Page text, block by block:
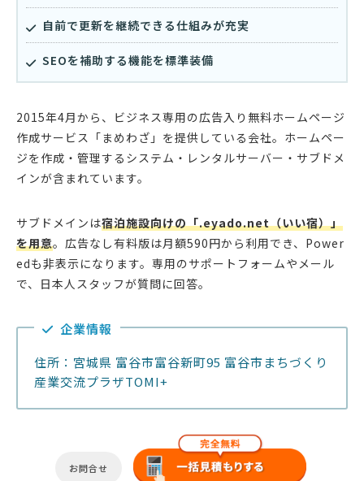
自前で更新を継続できる仕組みが充実
SEOを補助する機能を標準装備
2015年4月から、ビジネス専用の広告入り無料ホームページ
作成サービス「まめわざ」を提供している会社。ホームペー
ジを作成・管理するシステム・レンタルサーバー・サブドメ
インが含まれています。
サブドメインは宿泊施設向けの「.eyado.net（いい宿）」
を用意。広告なし有料版は月額590円から利用でき、Power
edも非表示になります。専用のサポートフォームやメール
で、日本人スタッフが質問に回答。
企業情報
住所：宮城県 富谷市富谷新町95 富谷市まちづくり
産業交流プラザTOMI+
お問合せ